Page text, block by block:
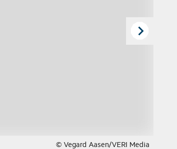
© Vegard Aasen/VERI Media